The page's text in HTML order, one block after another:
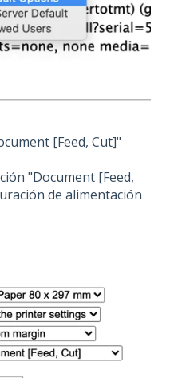
[Feed, Cut]"
"Document [Feed,
de alimentación